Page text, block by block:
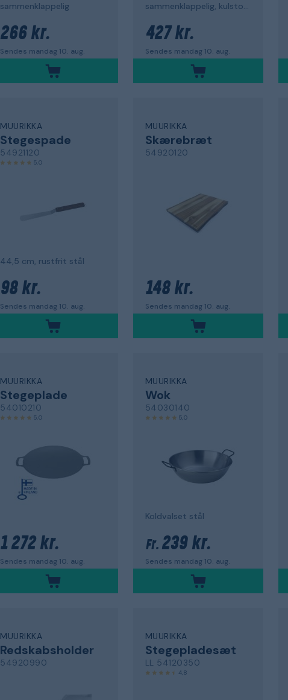
sammenklappelig
266 kr.
Sendes mandag 10. aug.
sammenklappelig, kulstofstål
427 kr.
Sendes mandag 10. aug.
MUURIKKA
Stegespade
54921120
5,0
44,5 cm, rustfrit stål
98 kr.
Sendes mandag 10. aug.
MUURIKKA
Skærebræt
54920120
148 kr.
Sendes mandag 10. aug.
MUURIKKA
Stegeplade
54010210
5,0
1 272 kr.
Sendes mandag 10. aug.
MUURIKKA
Wok
54030140
5,0
Koldvalset stål
Fr. 239 kr.
Sendes mandag 10. aug.
MUURIKKA
Redskabsholder
54920990
MUURIKKA
Stegepladesæt
LL 54120350
4,8